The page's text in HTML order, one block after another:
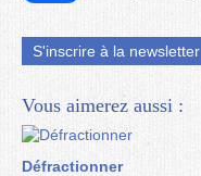
S'inscrire à la newsletter
Vous aimerez aussi :
Défractionner